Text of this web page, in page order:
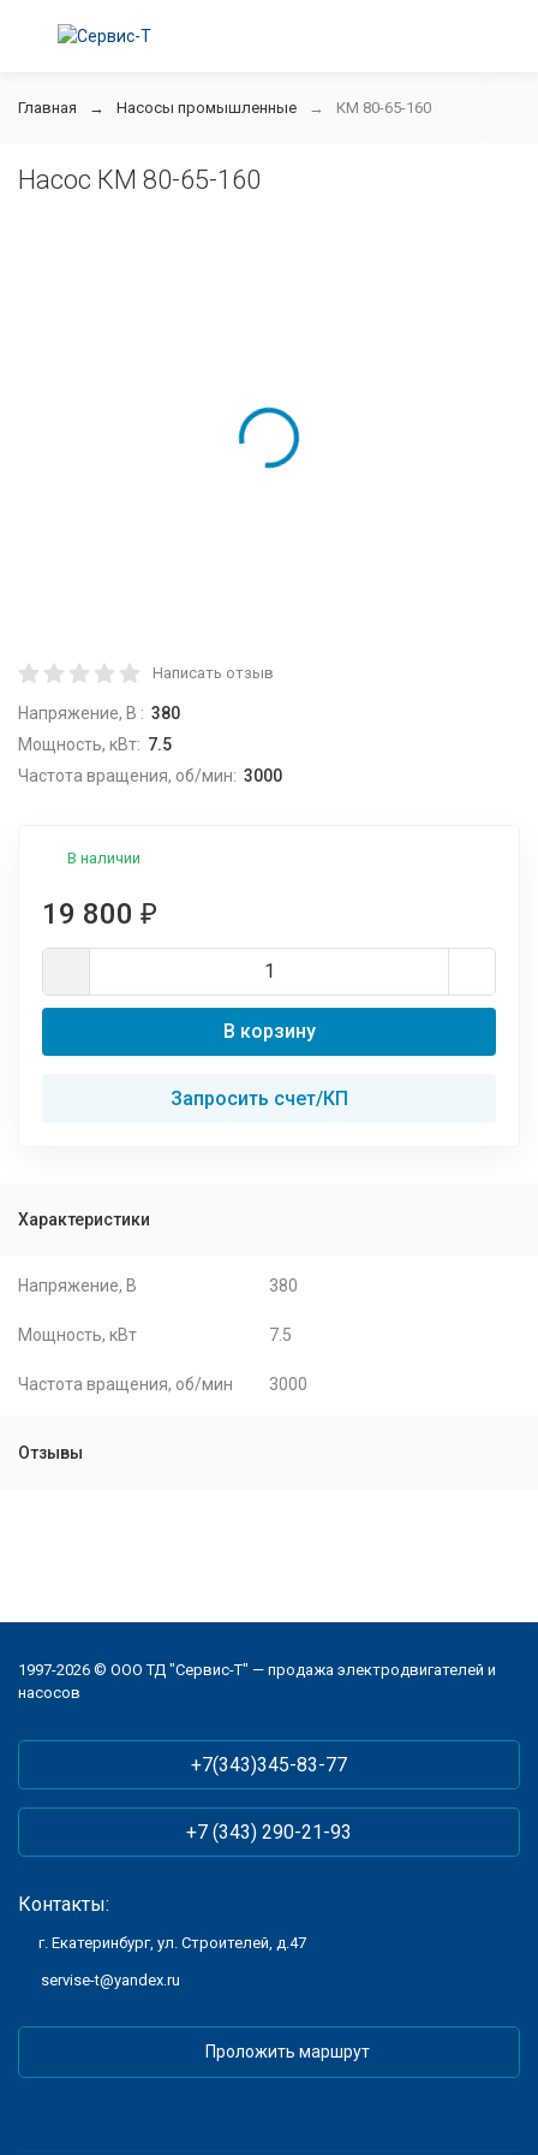
Главная Насосы промышленные КМ 80-65-160
Насос КМ 80-65-160
Написать отзыв
Напряжение, В : 380
Мощность, кВт: 7.5
Частота вращения, об/мин: 3000
В наличии
19 800 ₽
В корзину
Запросить счет/КП
Характеристики
Напряжение, В 380
Мощность, кВт 7.5
Частота вращения, об/мин 3000
Отзывы
1997-2026 © ООО ТД "Сервис-Т" — продажа электродвигателей и
насосов
+7(343)345-83-77
+7 (343) 290-21-93
Контакты:
г. Екатеринбург, ул. Строителей, д.47
servise-t@yandex.ru
Проложить маршрут